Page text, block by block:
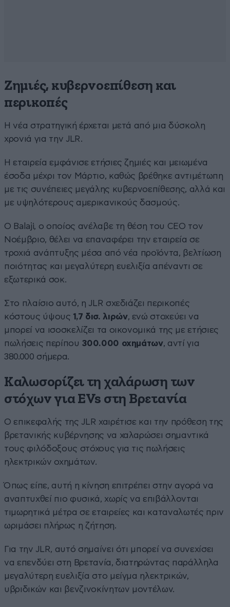
Ζημιές, κυβερνοεπίθεση και
περικοπές
Η νέα στρατηγική έρχεται μετά από μια δύσκολη
χρονιά για την JLR.
Η εταιρεία εμφάνισε ετήσιες ζημιές και μειωμένα
έσοδα μέχρι τον Μάρτιο, καθώς βρέθηκε αντιμέτωπη
με τις συνέπειες μεγάλης κυβερνοεπίθεσης, αλλά και
με υψηλότερους αμερικανικούς δασμούς.
Ο Balaji, ο οποίος ανέλαβε τη θέση του CEO τον
Νοέμβριο, θέλει να επαναφέρει την εταιρεία σε
τροχιά ανάπτυξης μέσα από νέα προϊόντα, βελτίωση
ποιότητας και μεγαλύτερη ευελιξία απέναντι σε
εξωτερικά σοκ.
Στο πλαίσιο αυτό, η JLR σχεδιάζει περικοπές
κόστους ύψους 1,7 δισ. λιρών, ενώ στοχεύει να
μπορεί να ισοσκελίζει τα οικονομικά της με ετήσιες
πωλήσεις περίπου 300.000 οχημάτων, αντί για
380.000 σήμερα.
Καλωσορίζει τη χαλάρωση των
στόχων για EVs στη Βρετανία
Ο επικεφαλής της JLR χαιρέτισε και την πρόθεση της
βρετανικής κυβέρνησης να χαλαρώσει σημαντικά
τους φιλόδοξους στόχους για τις πωλήσεις
ηλεκτρικών οχημάτων.
Όπως είπε, αυτή η κίνηση επιτρέπει στην αγορά να
αναπτυχθεί πιο φυσικά, χωρίς να επιβάλλονται
τιμωρητικά μέτρα σε εταιρείες και καταναλωτές πριν
ωριμάσει πλήρως η ζήτηση.
Για την JLR, αυτό σημαίνει ότι μπορεί να συνεχίσει
να επενδύει στη Βρετανία, διατηρώντας παράλληλα
μεγαλύτερη ευελιξία στο μείγμα ηλεκτρικών,
υβριδικών και βενζινοκίνητων μοντέλων.